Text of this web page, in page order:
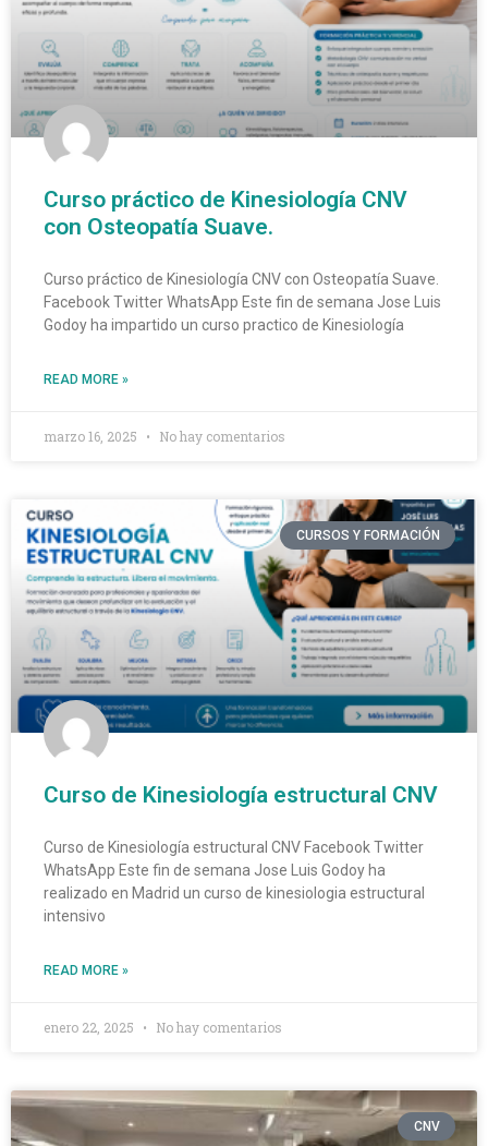
Curso práctico de Kinesiología CNV
con Osteopatía Suave.
Curso práctico de Kinesiología CNV con Osteopatía Suave.
Facebook Twitter WhatsApp Este fin de semana Jose Luis
Godoy ha impartido un curso practico de Kinesiología
READ MORE »
marzo 16, 2025 No hay comentarios
CURSOS Y FORMACIÓN
Curso de Kinesiología estructural CNV
Curso de Kinesiología estructural CNV Facebook Twitter
WhatsApp Este fin de semana Jose Luis Godoy ha
realizado en Madrid un curso de kinesiologia estructural
intensivo
READ MORE »
enero 22, 2025 No hay comentarios
CNV